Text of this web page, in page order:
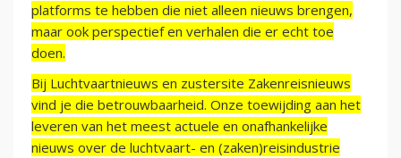
platforms te hebben die niet alleen nieuws brengen,
maar ook perspectief en verhalen die er echt toe
doen.
Bij Luchtvaartnieuws en zustersite Zakenreisnieuws
vind je die betrouwbaarheid. Onze toewijding aan het
leveren van het meest actuele en onafhankelijke
nieuws over de luchtvaart- en (zaken)reisindustrie